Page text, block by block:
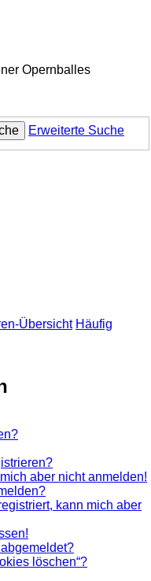
Opernballes
Erweiterte Suche
Übersicht Häufig
aber nicht anmelden!
kann mich aber
löschen“?